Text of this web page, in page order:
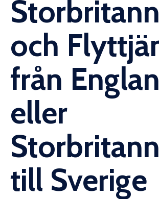
och
från
eller
till Sverige